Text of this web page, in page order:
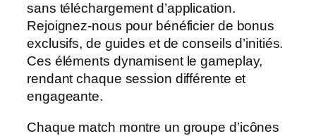
sans téléchargement d’application.
Rejoignez-nous pour bénéficier de bonus
exclusifs, de guides et de conseils d’initiés.
Ces éléments dynamisent le gameplay,
rendant chaque session différente et
engageante.
Chaque match montre un groupe d’icônes